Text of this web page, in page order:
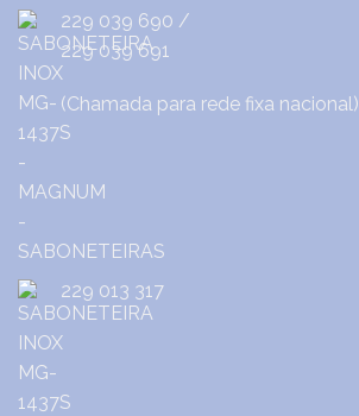
229 039 690 /
229 039 691
(Chamada para rede fixa nacional)
229 013 317